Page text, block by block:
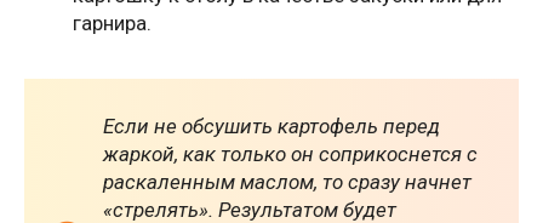
гарнира.
Если не обсушить картофель перед
жаркой, как только он соприкоснется с
раскаленным маслом, то сразу начнет
«стрелять». Результатом будет